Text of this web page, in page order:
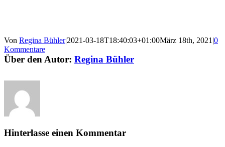
Von Regina Bühler|2021-03-18T18:40:03+01:00März 18th, 2021 |0
Kommentare
Über den Autor: Regina Bühler
Hinterlasse einen Kommentar